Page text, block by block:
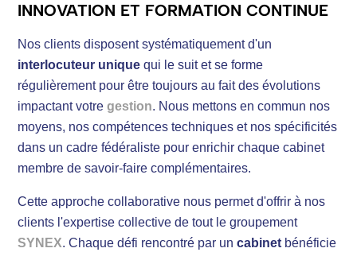
INNOVATION ET FORMATION CONTINUE
Nos clients disposent systématiquement d'un
interlocuteur unique qui le suit et se forme
régulièrement pour être toujours au fait des évolutions
impactant votregestion. Nous mettons en commun nos
moyens, nos compétences techniques et nos spécificités
dans un cadre fédéraliste pour enrichir chaque cabinet
membre de savoir-faire complémentaires.
Cette approche collaborative nous permet d'offrir à nos
clients l'expertise collective de tout le groupement
SYNEX. Chaque défi rencontré par uncabinet bénéficie